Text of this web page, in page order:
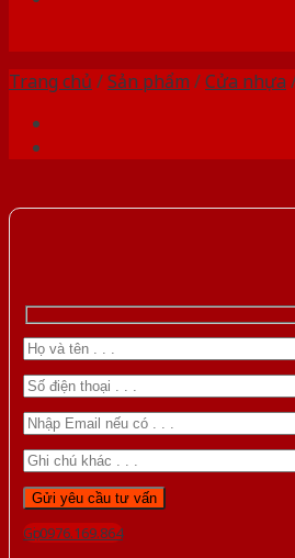
Trang chủ /Sản phẩm /Cửa nhựa
Gọi 0976.169.864